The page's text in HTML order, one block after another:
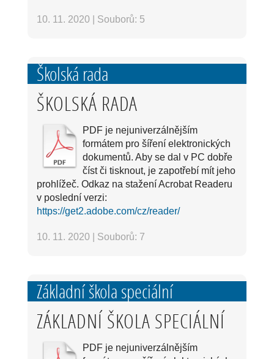
10. 11. 2020 Souborů: 5
Školská rada
ŠKOLSKÁ RADA
PDF je nejuniverzálnějším
formátem pro šíření elektronických
dokumentů. Aby se dal v PC dobře
číst či tisknout, je zapotřebí mít jeho
prohlížeč. Odkaz na stažení Acrobat Readeru
v poslední verzi:
https://get2.adobe.com/cz/reader/
10. 11. 2020 Souborů: 7
Základní škola speciální
ZÁKLADNÍ ŠKOLA SPECIÁLNÍ
PDF je nejuniverzálnějším